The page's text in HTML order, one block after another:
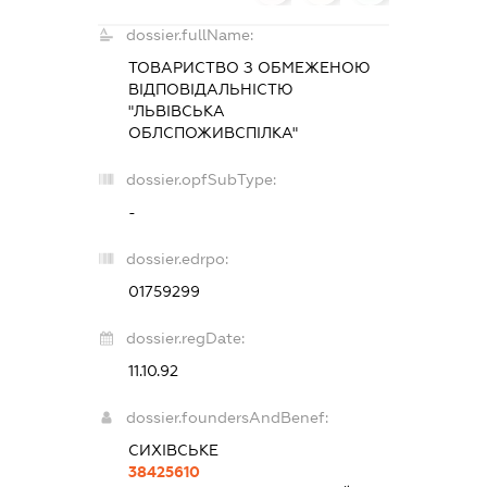
dossier.fullName:
ТОВАРИСТВО З ОБМЕЖЕНОЮ
ВІДПОВІДАЛЬНІСТЮ
"ЛЬВІВСЬКА
ОБЛСПОЖИВСПІЛКА"
dossier.opfSubType:
-
dossier.edrpo:
01759299
dossier.regDate:
11.10.92
dossier.foundersAndBenef:
СИХІВСЬКЕ
38425610